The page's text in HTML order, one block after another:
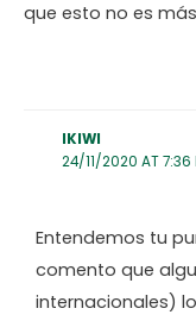
que esto no es
IKIWI
24/11/2020 AT 7:36
Entendemos tu
comento que
internacionales) lo